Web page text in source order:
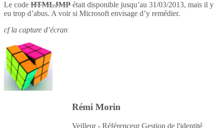
Le code HTMLJMP était disponible jusqu’au 31/03/2013, mais il y
eu trop d’abus. A voir si Microsoft envisage d’y remédier.
cf la capture d’écran
Rémi Morin
Veilleur - Référenceur Gestion de l'identité